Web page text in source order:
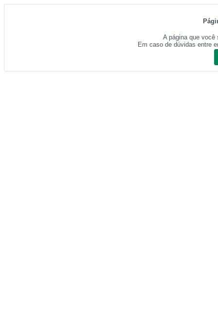
A página que você
Em caso de dúvidas entre